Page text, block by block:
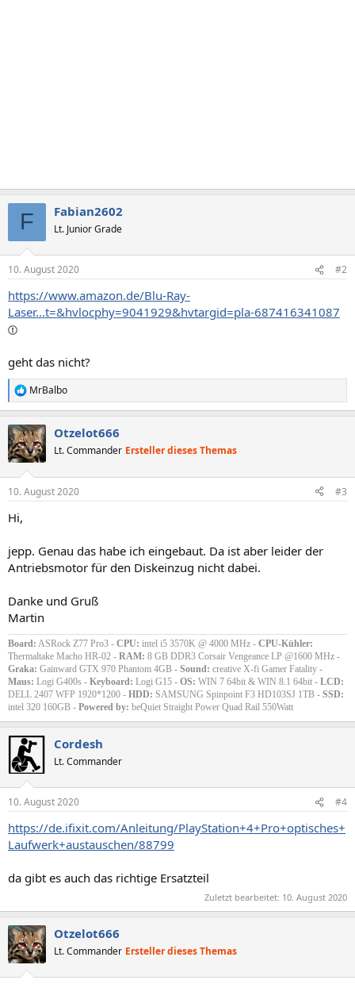
F Fabian2602
Lt. Junior Grade
10. August 2020 #2
https://www.amazon.de/Blu-Ray-
Laser...t=&hvlocphy=9041929&hvtargid=pla-687416341087
geht das nicht?
R
e
k
t
i
e
:
MrBalbo
Otzelot666
Lt. Commander Ersteller dieses Themas
10. August 2020 #3
Hi,
jepp. Genau das habe ich eingebaut. Da ist aber leider der
Antriebsmotor für den Diskeinzug nicht dabei.
Danke und Gruß
Martin
Board: ASRock Z77 Pro3 - CPU: intel i5 3570K @ 4000 MHz - CPU-Kühler:
Thermaltake Macho HR-02 - RAM: 8 GB DDR3 Corsair Vengeance LP @1600 MHz -
Graka: Gainward GTX 970 Phantom 4GB - Sound: creative X-fi Gamer Fatality -
Maus: Logi G400s - Keyboard: Logi G15 - OS: WIN 7 64bit & WIN 8.1 64bit - LCD:
DELL 2407 WFP 1920*1200 - HDD: SAMSUNG Spinpoint F3 HD103SJ 1TB - SSD:
intel 320 160GB - Powered by: beQuiet Straight Power Quad Rail 550Watt
Cordesh
Lt. Commander
10. August 2020 #4
https://de.ifixit.com/Anleitung/PlayStation+4+Pro+optisches+
Laufwerk+austauschen/88799
da gibt es auch das richtige Ersatzteil
Zuletzt bearbeitet: 10. August 2020
Otzelot666
Lt. Commander Ersteller dieses Themas